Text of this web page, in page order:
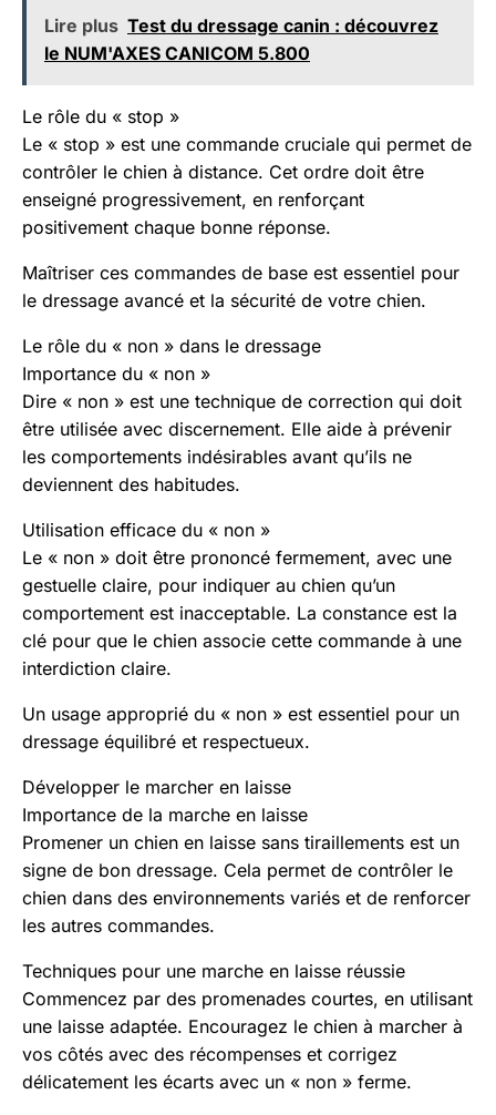
Lire plus Test du dressage canin : découvrez
le NUM'AXES CANICOM 5.800
Le rôle du « stop »
Le « stop » est une commande cruciale qui permet de
contrôler le chien à distance. Cet ordre doit être
enseigné progressivement, en renforçant
positivement chaque bonne réponse.
Maîtriser ces commandes de base est essentiel pour
le dressage avancé et la sécurité de votre chien.
Le rôle du « non » dans le dressage
Importance du « non »
Dire « non » est une technique de correction qui doit
être utilisée avec discernement. Elle aide à prévenir
les comportements indésirables avant qu’ils ne
deviennent des habitudes.
Utilisation efficace du « non »
Le « non » doit être prononcé fermement, avec une
gestuelle claire, pour indiquer au chien qu’un
comportement est inacceptable. La constance est la
clé pour que le chien associe cette commande à une
interdiction claire.
Un usage approprié du « non » est essentiel pour un
dressage équilibré et respectueux.
Développer le marcher en laisse
Importance de la marche en laisse
Promener un chien en laisse sans tiraillements est un
signe de bon dressage. Cela permet de contrôler le
chien dans des environnements variés et de renforcer
les autres commandes.
Techniques pour une marche en laisse réussie
Commencez par des promenades courtes, en utilisant
une laisse adaptée. Encouragez le chien à marcher à
vos côtés avec des récompenses et corrigez
délicatement les écarts avec un « non » ferme.